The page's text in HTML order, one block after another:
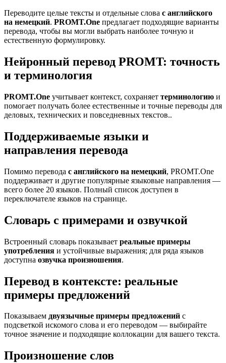
Переводите целые тексты и отдельные слова с английского
на немецкий. PROMT.One предлагает подходящие варианты
перевода, чтобы вы могли выбрать наиболее точную и
естественную формулировку.
Нейронный перевод PROMT: точность
и терминология
PROMT.One учитывает контекст, сохраняет терминологию и
помогает получать более естественные и точные переводы для
деловых, технических и повседневных текстов..
Поддерживаемые языки и
направления перевода
Помимо перевода с английского на немецкий, PROMT.One
поддерживает и другие популярные языковые направления —
всего более 20 языков. Полный список доступен в
переключателе языков на странице.
Словарь с примерами и озвучкой
Встроенный словарь показывает реальные примеры
употребления и устойчивые выражения; для ряда языков
доступна озвучка произношения.
Перевод в контексте: реальные
примеры предложений
Показываем двуязычные примеры предложений с
подсветкой искомого слова и его переводом — выбирайте
точное значение и подходящие коллокации для вашего текста.
Произношение слов